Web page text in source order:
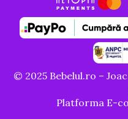
© 2025 Bebelul.ro –
Platforma E-